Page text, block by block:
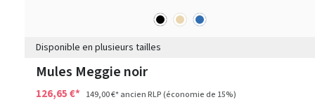
noir beigebleu
Disponible en plusieurs tailles
Mules Meggie noir
126,65 €* 149,00 €*ancien RLP(économie de 15%)